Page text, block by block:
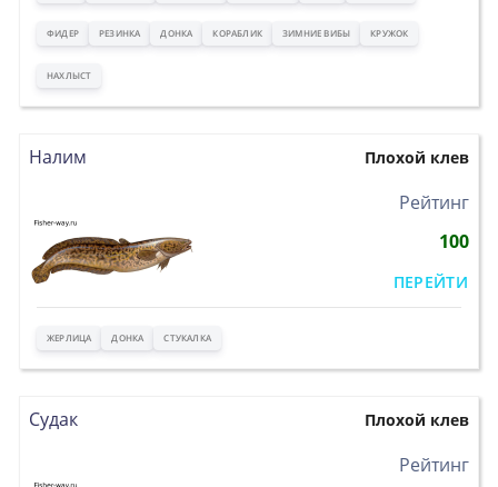
ФИДЕР РЕЗИНКА ДОНКА КОРАБЛИК ЗИМНИЕ ВИБЫ КРУЖОК
НАХЛЫСТ
Налим Плохой клев
Рейтинг
100
ПЕРЕЙТИ
ЖЕРЛИЦА ДОНКА СТУКАЛКА
Судак Плохой клев
Рейтинг